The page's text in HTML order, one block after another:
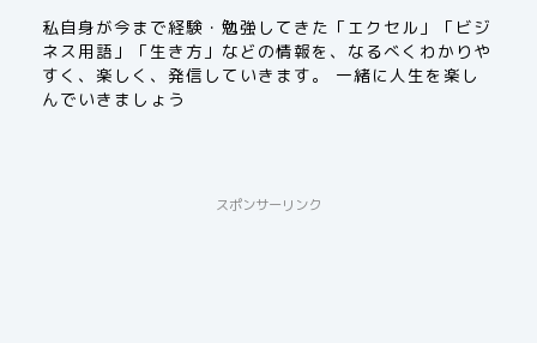
私自身が今まで経験・勉強してきた「エクセル」「ビジ
ネス用語」「生き方」などの情報を、なるべくわかりや
すく、楽しく、発信していきます。 一緒に人生を楽し
んでいきましょう
スポンサーリンク